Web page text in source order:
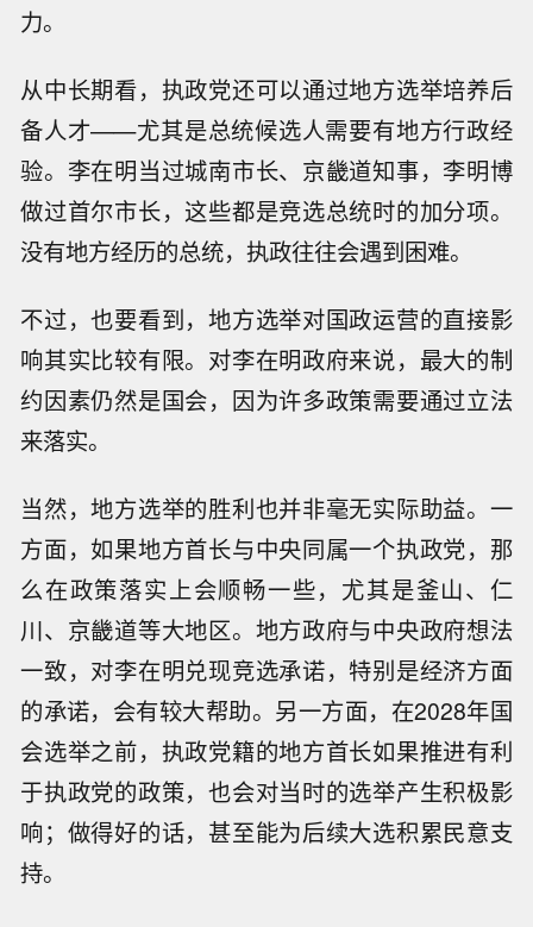
力。
从中长期看，执政党还可以通过地方选举培养后
备人才——尤其是总统候选人需要有地方行政经
验。李在明当过城南市长、京畿道知事，李明博
做过首尔市长，这些都是竞选总统时的加分项。
没有地方经历的总统，执政往往会遇到困难。
不过，也要看到，地方选举对国政运营的直接影
响其实比较有限。对李在明政府来说，最大的制
约因素仍然是国会，因为许多政策需要通过立法
来落实。
当然，地方选举的胜利也并非毫无实际助益。一
方面，如果地方首长与中央同属一个执政党，那
么在政策落实上会顺畅一些，尤其是釜山、仁
川、京畿道等大地区。地方政府与中央政府想法
一致，对李在明兑现竞选承诺，特别是经济方面
的承诺，会有较大帮助。另一方面，在2028年国
会选举之前，执政党籍的地方首长如果推进有利
于执政党的政策，也会对当时的选举产生积极影
响；做得好的话，甚至能为后续大选积累民意支
持。